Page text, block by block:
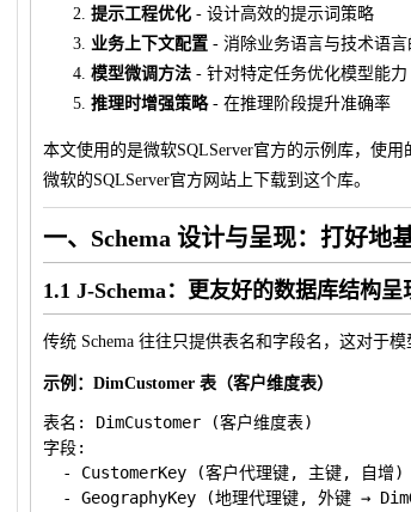
提示工程优化 - 设计高效的提示词策略
业务上下文配置 - 消除业务语言与技术语言
模型微调方法 - 针对特定任务优化模型能力
推理时增强策略- 在推理阶段提升准确率
本文使用的是微软SQLServer官方的示例库，使
微软的SQLServer官方网站上下载到这个库。
一、Schema 设计与呈现：打好地
1.1 J-Schema：更友好的数据库结构呈
传统 Schema 往往只提供表名和字段名，这对于模
示例：DimCustomer 表（客户维度表）
表名: DimCustomer (客户维度表)
字段:
  - CustomerKey (客户代理键, 主键, 自增)
- GeographyKey (地理代理键, 外键 →